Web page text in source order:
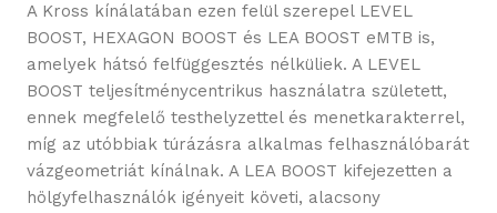
A Kross kínálatában ezen felül szerepel LEVEL
BOOST, HEXAGON BOOST és LEA BOOST eMTB is,
amelyek hátsó felfüggesztés nélküliek. A LEVEL
BOOST teljesítménycentrikus használatra született,
ennek megfelelő testhelyzettel és menetkarakterrel,
míg az utóbbiak túrázásra alkalmas felhasználóbarát
vázgeometriát kínálnak. A LEA BOOST kifejezetten a
hölgyfelhasználók igényeit követi, alacsony